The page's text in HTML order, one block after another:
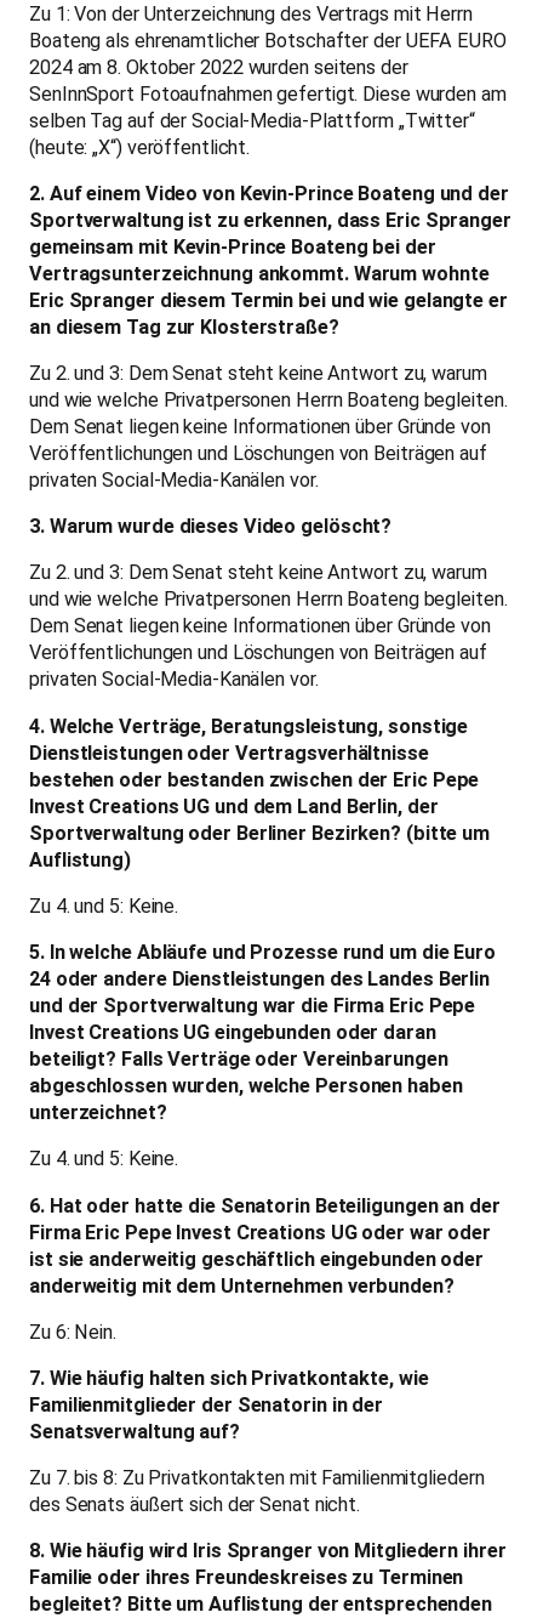
Zu 1: Von der Unterzeichnung des Vertrags mit Herrn
Boateng als ehrenamtlicher Botschafter der UEFA EURO
2024 am 8. Oktober 2022 wurden seitens der
SenInnSport Fotoaufnahmen gefertigt. Diese wurden am
selben Tag auf der Social-Media-Plattform „Twitter“
(heute: „X“) veröffentlicht.
2. Auf einem Video von Kevin-Prince Boateng und der
Sportverwaltung ist zu erkennen, dass Eric Spranger
gemeinsam mit Kevin-Prince Boateng bei der
Vertragsunterzeichnung ankommt. Warum wohnte
Eric Spranger diesem Termin bei und wie gelangte er
an diesem Tag zur Klosterstraße?
Zu 2. und 3: Dem Senat steht keine Antwort zu, warum
und wie welche Privatpersonen Herrn Boateng begleiten.
Dem Senat liegen keine Informationen über Gründe von
Veröffentlichungen und Löschungen von Beiträgen auf
privaten Social-Media-Kanälen vor.
3. Warum wurde dieses Video gelöscht?
Zu 2. und 3: Dem Senat steht keine Antwort zu, warum
und wie welche Privatpersonen Herrn Boateng begleiten.
Dem Senat liegen keine Informationen über Gründe von
Veröffentlichungen und Löschungen von Beiträgen auf
privaten Social-Media-Kanälen vor.
4. Welche Verträge, Beratungsleistung, sonstige
Dienstleistungen oder Vertragsverhältnisse
bestehen oder bestanden zwischen der Eric Pepe
Invest Creations UG und dem Land Berlin, der
Sportverwaltung oder Berliner Bezirken? (bitte um
Auflistung)
Zu 4. und 5: Keine.
5. In welche Abläufe und Prozesse rund um die Euro
24 oder andere Dienstleistungen des Landes Berlin
und der Sportverwaltung war die Firma Eric Pepe
Invest Creations UG eingebunden oder daran
beteiligt? Falls Verträge oder Vereinbarungen
abgeschlossen wurden, welche Personen haben
unterzeichnet?
Zu 4. und 5: Keine.
6. Hat oder hatte die Senatorin Beteiligungen an der
Firma Eric Pepe Invest Creations UG oder war oder
ist sie anderweitig geschäftlich eingebunden oder
anderweitig mit dem Unternehmen verbunden?
Zu 6: Nein.
7. Wie häufig halten sich Privatkontakte, wie
Familienmitglieder der Senatorin in der
Senatsverwaltung auf?
Zu 7. bis 8: Zu Privatkontakten mit Familienmitgliedern
des Senats äußert sich der Senat nicht.
8. Wie häufig wird Iris Spranger von Mitgliedern ihrer
Familie oder ihres Freundeskreises zu Terminen
begleitet? Bitte um Auflistung der entsprechenden